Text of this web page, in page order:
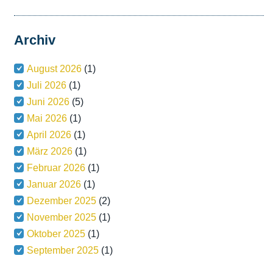
Archiv
August 2026 (1)
Juli 2026 (1)
Juni 2026 (5)
Mai 2026 (1)
April 2026 (1)
März 2026 (1)
Februar 2026 (1)
Januar 2026 (1)
Dezember 2025 (2)
November 2025 (1)
Oktober 2025 (1)
September 2025 (1)